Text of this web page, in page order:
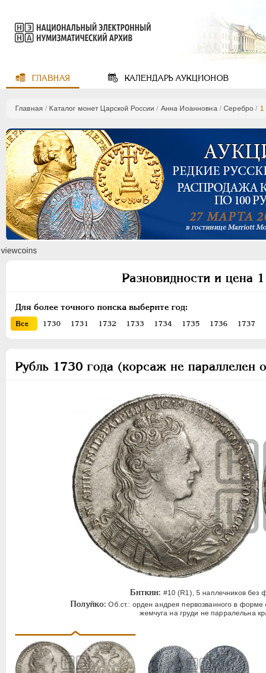
ГЛАВНАЯ КАЛЕНДАРЬАУКЦИОНОВ
Главная / Каталог монет Царской России / Анна Иоанновна /Серебро / 1
viewcoins
Разновидности и цена
Для более точного поиска выберите год:
Все 1730 1731 1732 1733 1734 1735 1736 1737
Рубль 1730 года (корсаж не параллелен
Биткин: #10 (R1), 5 наплечников без
Полуйко: Об.ст.: орден андрея первозванного в
жемчуга на груди не парралельна